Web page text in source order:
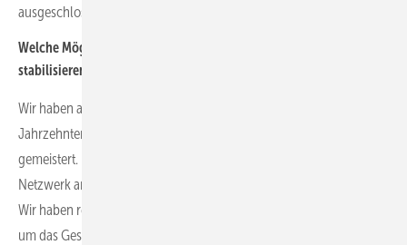
ausgeschlossen ist.
Welche Möglichkeiten sehen Sie, um die Lieferketten zu
stabilisieren, wenn dies überhaupt notwendig ist?
Wir haben als Lösungsanbieter und Photovoltaikspezialist mit vier
Jahrzehnten Erfahrung schon viele Herausforderungen des Marktes
gemeistert. In diesen Zeiten erweist sich unser starkes globales
Netzwerk an Lieferanten und Logistikern mehr denn je als essentiell.
Wir haben rechtzeitig wirkungsvolle Maßnahmen implementiert,
um das Geschäft möglichst verlässlich und reibungslos ablaufen zu